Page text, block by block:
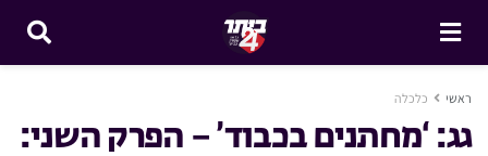
ראשי כלכלה
גג: ‘מחתנים בכבוד’ – הפרק השני: